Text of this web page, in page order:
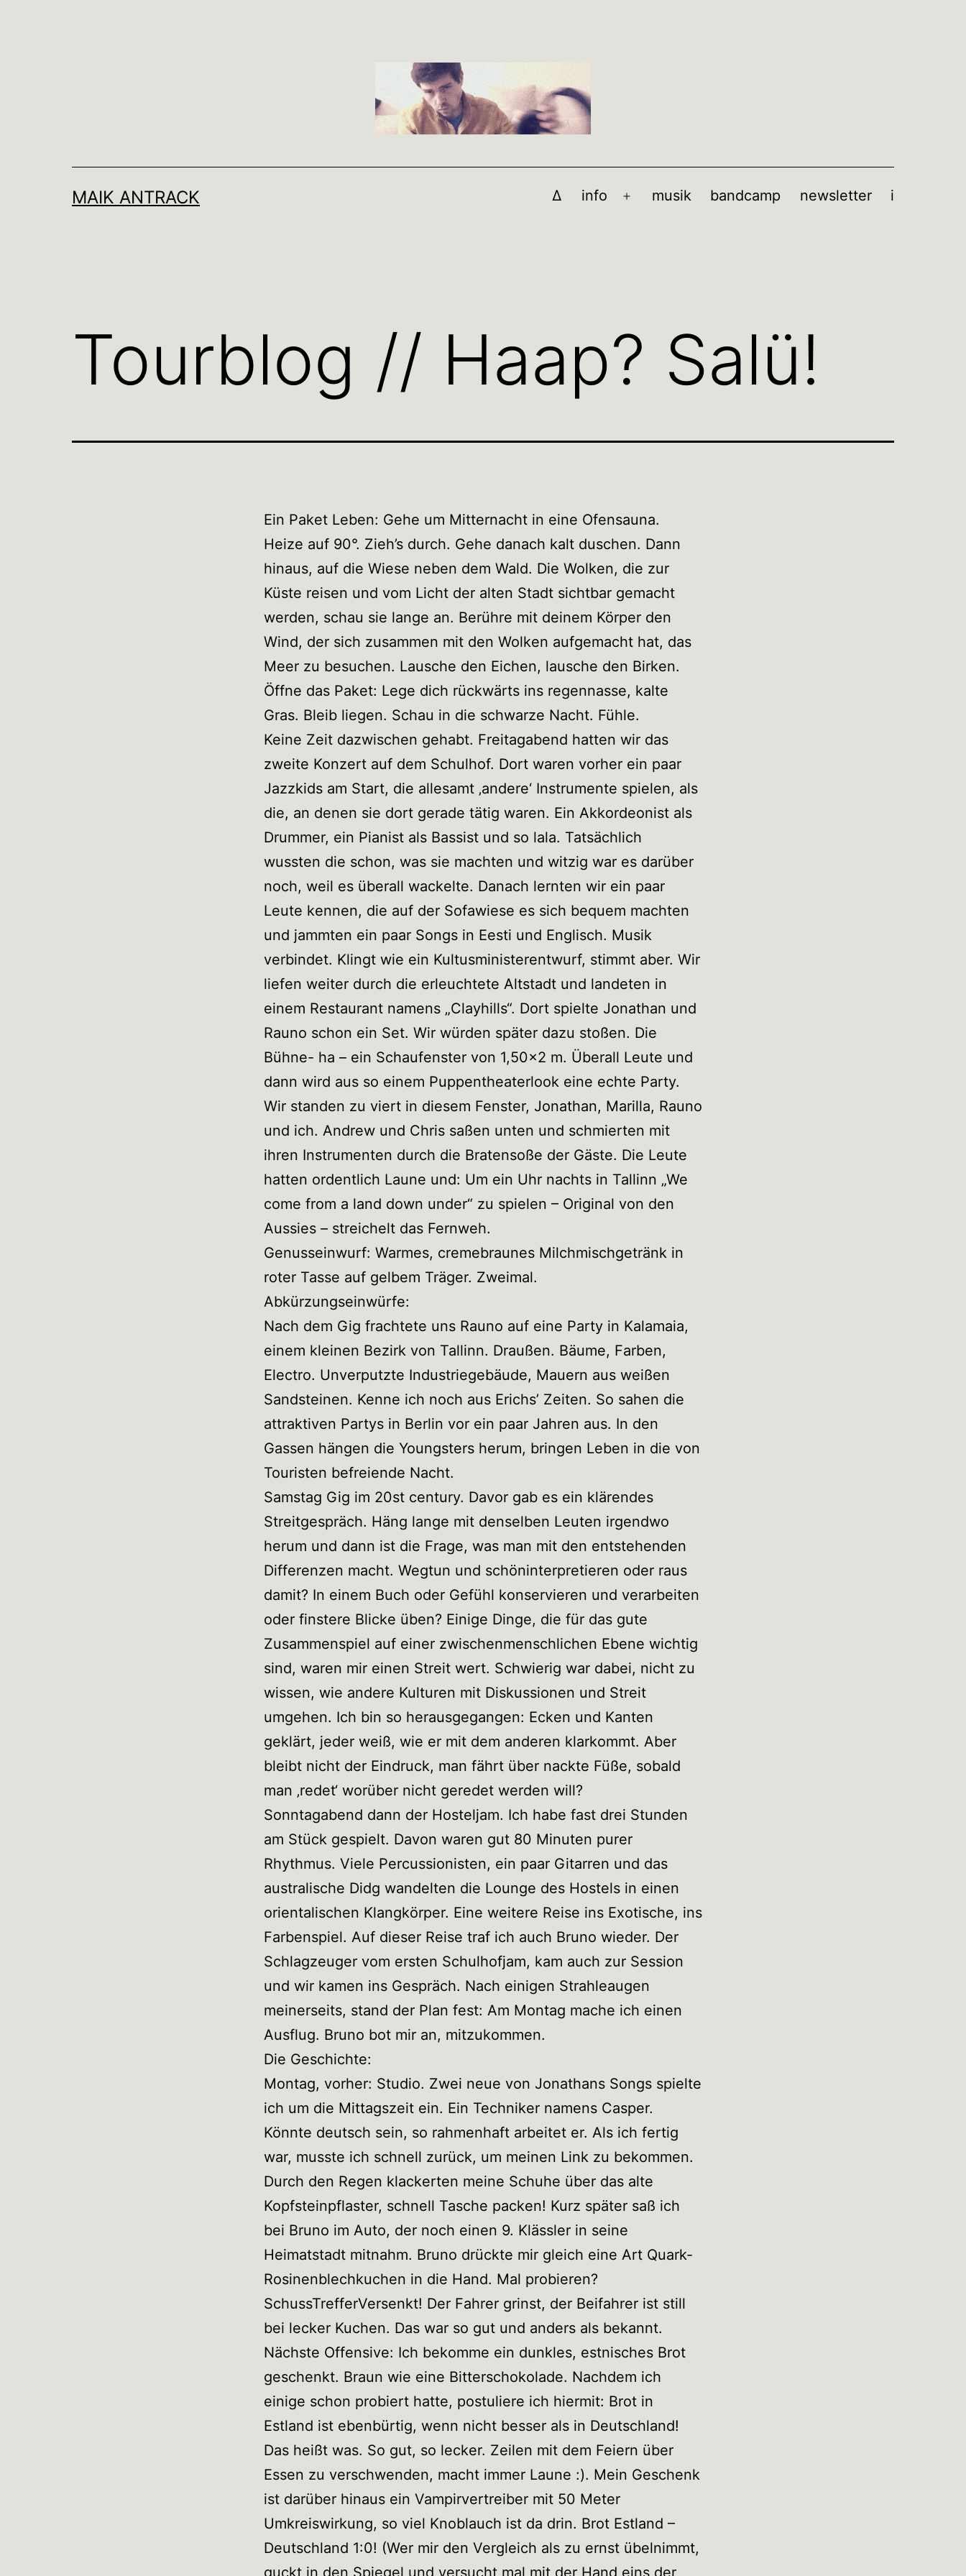
MAIK ANTRACK ∆ info
Menü
musik bandcamp newsletter i
Tourblog // Haap? Salü!
Ein Paket Leben: Gehe um Mitternacht in eine Ofensauna.
Heize auf 90°. Zieh’s durch. Gehe danach kalt duschen. Dann
hinaus, auf die Wiese neben dem Wald. Die Wolken, die zur
Küste reisen und vom Licht der alten Stadt sichtbar gemacht
werden, schau sie lange an. Berühre mit deinem Körper den
Wind, der sich zusammen mit den Wolken aufgemacht hat, das
Meer zu besuchen. Lausche den Eichen, lausche den Birken.
Öffne das Paket: Lege dich rückwärts ins regennasse, kalte
Gras. Bleib liegen. Schau in die schwarze Nacht. Fühle.
Keine Zeit dazwischen gehabt. Freitagabend hatten wir das
zweite Konzert auf dem Schulhof. Dort waren vorher ein paar
Jazzkids am Start, die allesamt ‚andere‘ Instrumente spielen, als
die, an denen sie dort gerade tätig waren. Ein Akkordeonist als
Drummer, ein Pianist als Bassist und so lala. Tatsächlich
wussten die schon, was sie machten und witzig war es darüber
noch, weil es überall wackelte. Danach lernten wir ein paar
Leute kennen, die auf der Sofawiese es sich bequem machten
und jammten ein paar Songs in Eesti und Englisch. Musik
verbindet. Klingt wie ein Kultusministerentwurf, stimmt aber. Wir
liefen weiter durch die erleuchtete Altstadt und landeten in
einem Restaurant namens „Clayhills“. Dort spielte Jonathan und
Rauno schon ein Set. Wir würden später dazu stoßen. Die
Bühne- ha – ein Schaufenster von 1,50×2 m. Überall Leute und
dann wird aus so einem Puppentheaterlook eine echte Party.
Wir standen zu viert in diesem Fenster, Jonathan, Marilla, Rauno
und ich. Andrew und Chris saßen unten und schmierten mit
ihren Instrumenten durch die Bratensoße der Gäste. Die Leute
hatten ordentlich Laune und: Um ein Uhr nachts in Tallinn „We
come from a land down under“ zu spielen – Original von den
Aussies – streichelt das Fernweh.
Genusseinwurf: Warmes, cremebraunes Milchmischgetränk in
roter Tasse auf gelbem Träger. Zweimal.
Abkürzungseinwürfe:
Nach dem Gig frachtete uns Rauno auf eine Party in Kalamaia,
einem kleinen Bezirk von Tallinn. Draußen. Bäume, Farben,
Electro. Unverputzte Industriegebäude, Mauern aus weißen
Sandsteinen. Kenne ich noch aus Erichs’ Zeiten. So sahen die
attraktiven Partys in Berlin vor ein paar Jahren aus. In den
Gassen hängen die Youngsters herum, bringen Leben in die von
Touristen befreiende Nacht.
Samstag Gig im 20st century. Davor gab es ein klärendes
Streitgespräch. Häng lange mit denselben Leuten irgendwo
herum und dann ist die Frage, was man mit den entstehenden
Differenzen macht. Wegtun und schöninterpretieren oder raus
damit? In einem Buch oder Gefühl konservieren und verarbeiten
oder finstere Blicke üben? Einige Dinge, die für das gute
Zusammenspiel auf einer zwischenmenschlichen Ebene wichtig
sind, waren mir einen Streit wert. Schwierig war dabei, nicht zu
wissen, wie andere Kulturen mit Diskussionen und Streit
umgehen. Ich bin so herausgegangen: Ecken und Kanten
geklärt, jeder weiß, wie er mit dem anderen klarkommt. Aber
bleibt nicht der Eindruck, man fährt über nackte Füße, sobald
man ‚redet‘ worüber nicht geredet werden will?
Sonntagabend dann der Hosteljam. Ich habe fast drei Stunden
am Stück gespielt. Davon waren gut 80 Minuten purer
Rhythmus. Viele Percussionisten, ein paar Gitarren und das
australische Didg wandelten die Lounge des Hostels in einen
orientalischen Klangkörper. Eine weitere Reise ins Exotische, ins
Farbenspiel. Auf dieser Reise traf ich auch Bruno wieder. Der
Schlagzeuger vom ersten Schulhofjam, kam auch zur Session
und wir kamen ins Gespräch. Nach einigen Strahleaugen
meinerseits, stand der Plan fest: Am Montag mache ich einen
Ausflug. Bruno bot mir an, mitzukommen.
Die Geschichte:
Montag, vorher: Studio. Zwei neue von Jonathans Songs spielte
ich um die Mittagszeit ein. Ein Techniker namens Casper.
Könnte deutsch sein, so rahmenhaft arbeitet er. Als ich fertig
war, musste ich schnell zurück, um meinen Link zu bekommen.
Durch den Regen klackerten meine Schuhe über das alte
Kopfsteinpflaster, schnell Tasche packen! Kurz später saß ich
bei Bruno im Auto, der noch einen 9. Klässler in seine
Heimatstadt mitnahm. Bruno drückte mir gleich eine Art Quark-
Rosinenblechkuchen in die Hand. Mal probieren?
SchussTrefferVersenkt! Der Fahrer grinst, der Beifahrer ist still
bei lecker Kuchen. Das war so gut und anders als bekannt.
Nächste Offensive: Ich bekomme ein dunkles, estnisches Brot
geschenkt. Braun wie eine Bitterschokolade. Nachdem ich
einige schon probiert hatte, postuliere ich hiermit: Brot in
Estland ist ebenbürtig, wenn nicht besser als in Deutschland!
Das heißt was. So gut, so lecker. Zeilen mit dem Feiern über
Essen zu verschwenden, macht immer Laune :). Mein Geschenk
ist darüber hinaus ein Vampirvertreiber mit 50 Meter
Umkreiswirkung, so viel Knoblauch ist da drin. Brot Estland –
Deutschland 1:0! (Wer mir den Vergleich als zu ernst übelnimmt,